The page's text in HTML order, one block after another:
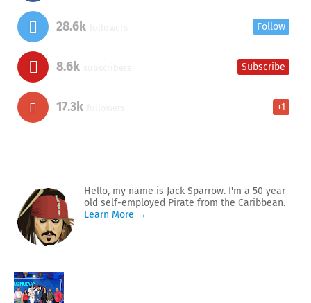
28.6k Follow
8.6k Subscribe
17.3k +1
Hello, my name is Jack Sparrow. I'm a 50 year
old self-employed Pirate from the Caribbean.
Learn More →